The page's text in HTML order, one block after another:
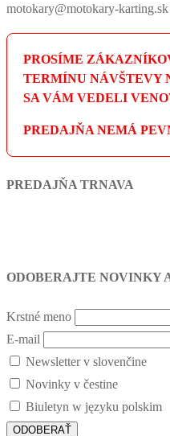
motokary@motokary-karting.sk
PROSÍME
TERMÍNU NÁVŠTEVY
SA VÁM VEDELI
PREDAJŇA NEMÁ
PREDAJŇA TRNAVA
ODOBERAJTE NOVINKY
Krstné meno
E-mail
Newsletter v slovenčine
Novinky v čestine
Biuletyn w języku polskim